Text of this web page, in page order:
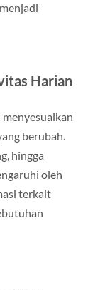
Harian
berubah.
hingga
oleh
terkait